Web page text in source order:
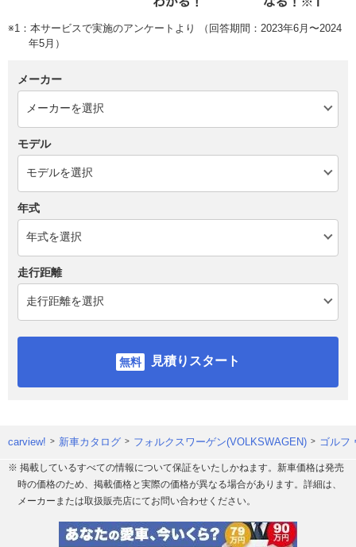
※1：本サービスで実施のアンケートより （回答期間：2023年6月〜2024
年5月）
メーカー
モデル
年式
走行距離
見積りスタート
carview! 新車カタログ フォルクスワーゲン(VOLKSWAGEN) ゴルフ
※ 掲載しているすべての情報について保証をいたしかねます。新車価格は発売
時の価格のため、掲載価格と実際の価格が異なる場合があります。詳細は、
メーカーまたは取扱販売店にてお問い合わせください。